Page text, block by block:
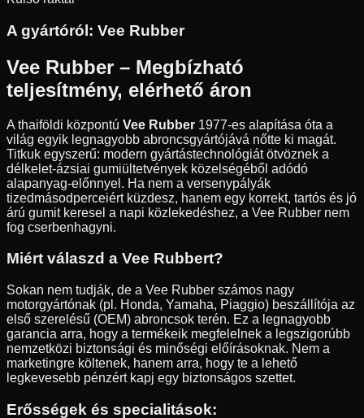
A gyártóról: Vee Rubber
Vee Rubber – Megbízható
teljesítmény, elérhető áron
A thaiföldi központú Vee Rubber 1977-es alapítása óta a
világ egyik legnagyobb abroncsgyártójává nőtte ki magát.
Titkuk egyszerű: modern gyártástechnológiát ötvöznek a
délkelet-ázsiai gumiültetvények közelségéből adódó
alapanyag-előnnyel. Ha nem a versenypályák
tizedmásodperceiért küzdesz, hanem egy korrekt, tartós és jó
árú gumit keresel a napi közlekedéshez, a Vee Rubber nem
fog cserbenhagyni.
Miért válaszd a Vee Rubbert?
Sokan nem tudják, de a Vee Rubber számos nagy
motorgyártónak (pl. Honda, Yamaha, Piaggio) beszállítója az
első szerelésű (OEM) abroncsok terén. Ez a legnagyobb
garancia arra, hogy a termékeik megfelelnek a legszigorúbb
nemzetközi biztonsági és minőségi előírásoknak. Nem a
marketingre költenek, hanem arra, hogy te a lehető
legkevesebb pénzért kapj egy biztonságos szettet.
Erősségek és specialitások: